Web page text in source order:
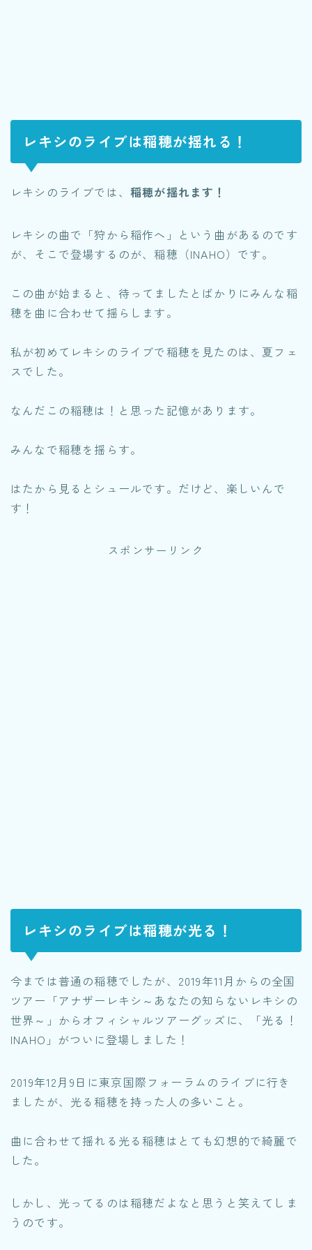
レキシのライブは稲穂が揺れる！
レキシのライブでは、 稲穂が揺れます！
レキシの曲で 「狩から稲作へ」 という曲があるのです
が、そこで登場するのが、 稲穂（INAHO） です。
この曲が始まると、待ってましたとばかりにみんな稲
穂を曲に合わせて揺らします。
私が初めてレキシのライブで稲穂を見たのは、夏フェ
スでした。
なんだこの稲穂は！と思った記憶があります。
みんなで稲穂を揺らす。
はたから見るとシュールです。だけど、楽しいんで
す！
スポンサーリンク
レキシのライブは稲穂が光る！
今までは普通の稲穂でしたが、2019年11月からの全国
ツアー「アナザーレキシ～あなたの知らないレキシの
世界～」からオフィシャルツアーグッズに、
「光る！
INAHO」がついに登場しました！
2019年12月9日に東京国際フォーラムのライブに行き
ましたが、光る稲穂を持った人の多いこと。
曲に合わせて揺れる光る稲穂はとても幻想的で綺麗で
した。
しかし、光ってるのは稲穂だよなと思うと笑えてしま
うのです。